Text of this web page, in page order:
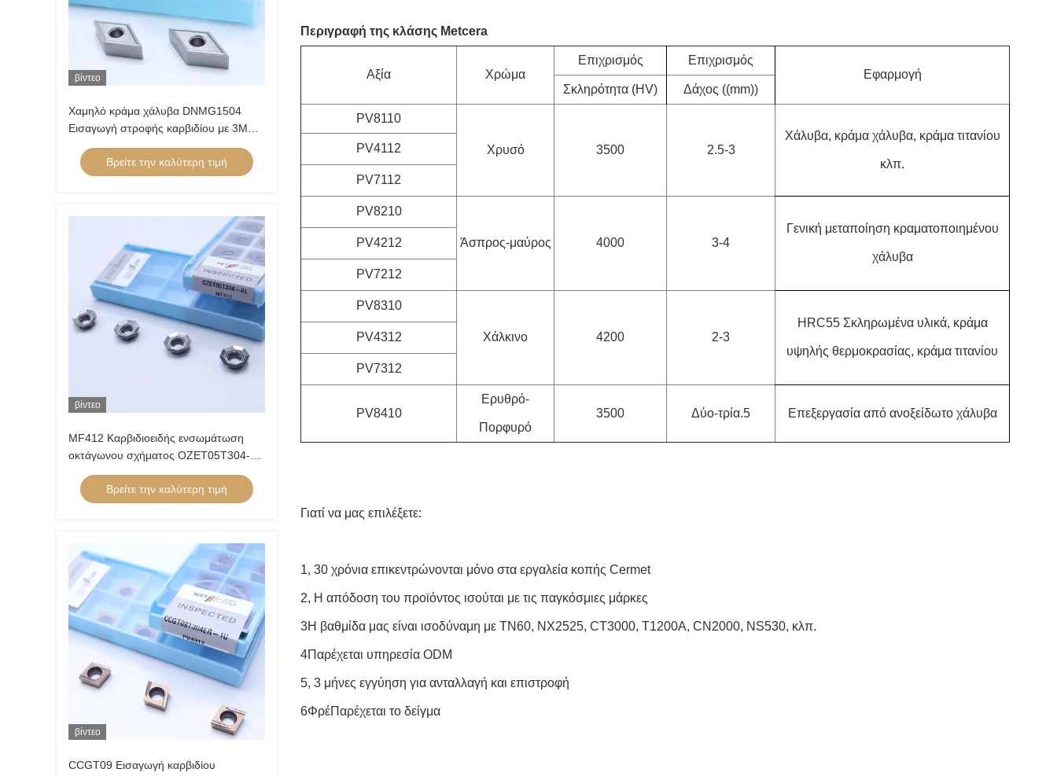
βίντεο
Χαμηλό κράμα χάλυβα DNMG1504
Εισαγωγή στροφής καρβιδίου με 3MU
ημιτελή σπάσιμο τσιπ και μη
επικαλυμμένη επικάλυψη
Βρείτε την καλύτερη τιμή
βίντεο
MF412 Καρβιδιοειδής ενσωμάτωση
οκτάγωνου σχήματος OZET05T304-AL
για την στροφή ατσάλιου αλουμινίου
Βρείτε την καλύτερη τιμή
βίντεο
CCGT09 Εισαγωγή καρβιδίου
Περιγραφή της κλάσης Metcera
Αξία Χρώμα
Επιχρισμός
Επιχρισμός
Εφαρμογή
Σκληρότητα (HV)
Δάχος ((mm))
PV8110
Χρυσό 3500 2.5-3
Χάλυβα, κράμα χάλυβα, κράμα τιτανίου
κλπ.
PV4112
PV7112
PV8210
Άσπρος-μαύρος 4000 3-4
Γενική μεταποίηση κραματοποιημένου
χάλυβα
PV4212
PV7212
PV8310
Χάλκινο 4200 2-3
HRC55 Σκληρωμένα υλικά, κράμα
υψηλής θερμοκρασίας, κράμα τιτανίου
PV4312
PV7312
PV8410
Ερυθρό-
Πορφυρό
3500 Δύο-τρία.5 Επεξεργασία από ανοξείδωτο χάλυβα
Γιατί να μας επιλέξετε:
1, 30 χρόνια επικεντρώνονται μόνο στα εργαλεία κοπής Cermet
2, Η απόδοση του προϊόντος ισούται με τις παγκόσμιες μάρκες
3Η βαθμίδα μας είναι ισοδύναμη με TN60, NX2525, CT3000, T1200A, CN2000, NS530, κλπ.
4Παρέχεται υπηρεσία ODM
5, 3 μήνες εγγύηση για ανταλλαγή και επιστροφή
6ΦρέΠαρέχεται το δείγμα